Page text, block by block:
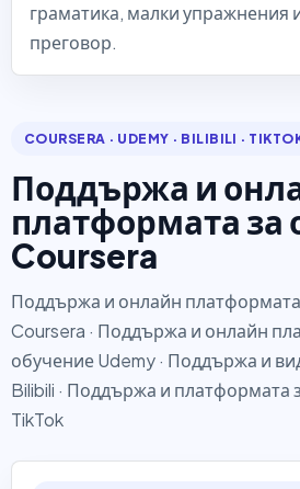
граматика, малки упражнения
преговор.
COURSERA · UDEMY · BILIBILI ·
Поддържа и
платформата за
Coursera
Поддържа и онлайн
Coursera · Поддържа и онлайн
обучение Udemy · Поддържа и
Bilibili · Поддържа и платформата
TikTok